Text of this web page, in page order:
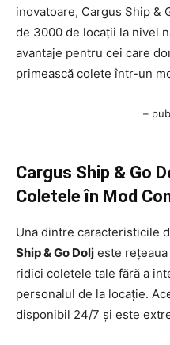
inovatoare, Cargus Ship &
de 3000 de locații la nivel
avantaje pentru cei care
primească colete într-un
–
Cargus Ship & Go
Coletele în Mod
Una dintre caracteristicile
Ship & Go Dolj este
ridici coletele tale fără a
personalul de la locație.
disponibil 24/7 și este